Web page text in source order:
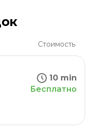
Стоимость
10 min
Бесплатно